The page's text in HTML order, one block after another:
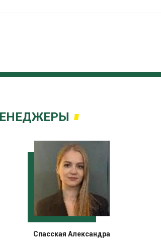
Спасская Александра